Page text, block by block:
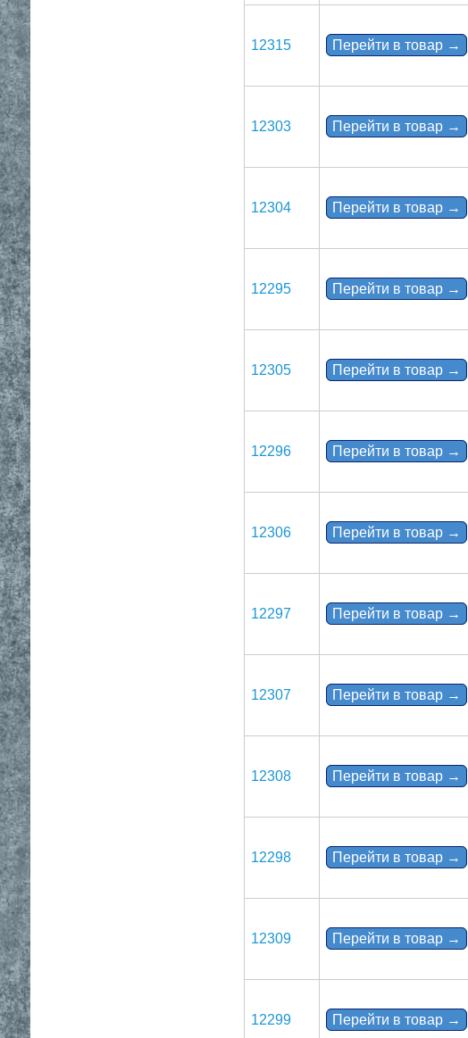
12315 Перейти в товар →
12303 Перейти в товар →
12304 Перейти в товар →
12295 Перейти в товар →
12305 Перейти в товар →
12296 Перейти в товар →
12306 Перейти в товар →
12297 Перейти в товар →
12307 Перейти в товар →
12308 Перейти в товар →
12298 Перейти в товар →
12309 Перейти в товар →
12299 Перейти в товар →